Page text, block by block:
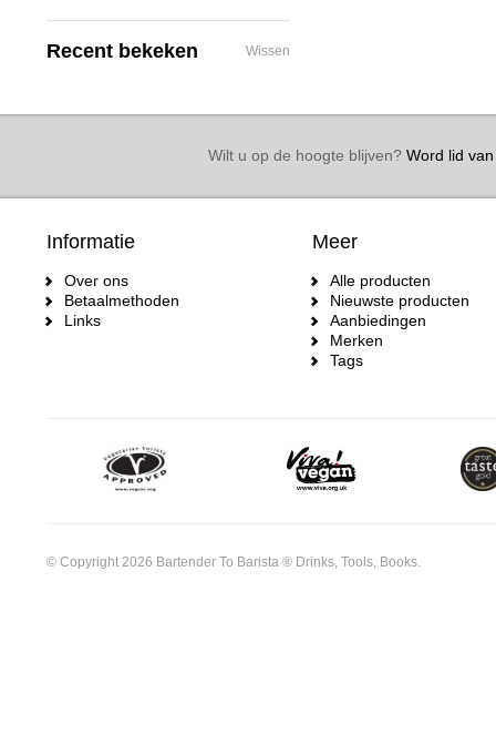
Recent bekeken Wissen
Wilt u op de hoogte blijven?Word lid van
Informatie
Over ons
Betaalmethoden
Links
Meer
Alle producten
Nieuwste producten
Aanbiedingen
Merken
Tags
© Copyright 2026 Bartender To Barista ® Drinks, Tools, Books.